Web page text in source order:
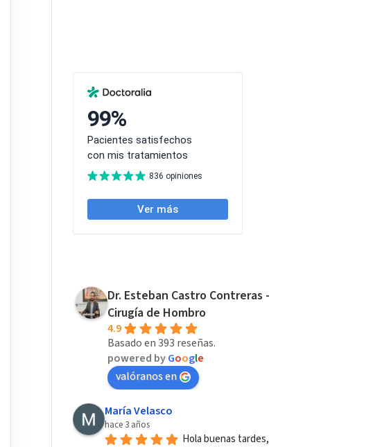
Dr. Esteban Castro Contreras -
Cirugía de Hombro
4.9
Basado en 393 reseñas.
powered byGoogle
valóranos en
María Velasco
hace 3 años
Hola buenas tardes,